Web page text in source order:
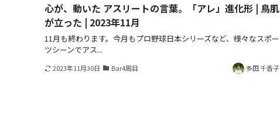
心が、動いた アスリートの言葉。「アレ」進化形 | 鳥肌
が立った | 2023年11月
11月も終わります。今月もプロ野球日本シリーズなど、様々なスポー
ツシーンでアス...
2023年11月30日 Bar4周目 多田 千香子